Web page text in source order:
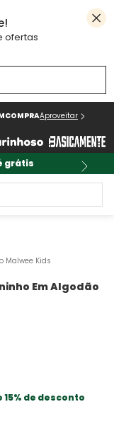
ofertas
Aproveitar
grátis
Malwee Kids
Em Algodão
15% de desconto